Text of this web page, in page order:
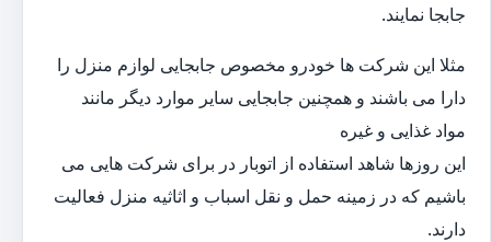
جابجا نمایند.
مثلا این شرکت ها خودرو مخصوص جابجایی لوازم منزل را
دارا می باشند و همچنین جابجایی سایر موارد دیگر مانند
مواد غذایی و غیره
این روزها شاهد استفاده از اتوبار در برای شرکت هایی می
باشیم که در زمینه حمل و نقل اسباب و اثاثیه منزل فعالیت
دارند.